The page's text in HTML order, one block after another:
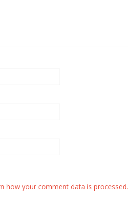
how your comment data is processed.